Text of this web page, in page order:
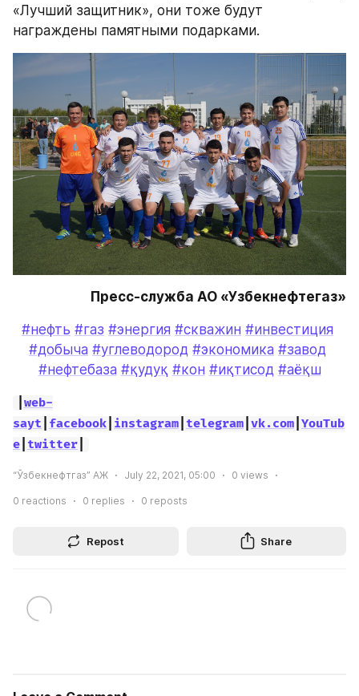
«Лучший защитник», они тоже будут
награждены памятными подарками.
Пресс-служба АО «Узбекнефтегаз»
#нефть #газ #энергия #скважин #инвестиция
#добыча #углеводород #экономика #завод
#нефтебаза #қудуқ #кон #иқтисод #аёқш
web-
sayt facebook instagram telegram vk.com YouTub
e twitter
“Ўзбекнефтгаз” АЖ July 22, 2021, 05:00 0 views
0 reactions 0 replies 0 reposts
Repost Share